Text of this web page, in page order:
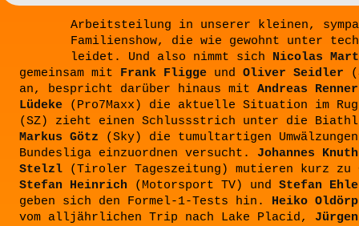
Arbeitsteilung in unserer kleinen,
Familienshow, die wie gewohnt unter
leidet. Und also nimmt sich Nicolas
gemeinsam mit Frank Fligge und Oliver Seidler
an, bespricht darüber hinaus mit Andreas Renner
Lüdeke (Pro7Maxx) die aktuelle Situation im
(SZ) zieht einen Schlussstrich unter die
Markus Götz (Sky) die tumultartigen
Bundesliga einzuordnen versucht. Johannes Knuth
Stelzl (Tiroler Tageszeitung) mutieren kurz zu
Stefan Heinrich (Motorsport TV) und Stefan
geben sich den Formel-1-Tests hin. Heiko Oldörp
vom alljährlichen Trip nach Lake Placid,